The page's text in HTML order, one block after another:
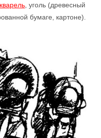
, уголь (древесный
бумаге, картоне).